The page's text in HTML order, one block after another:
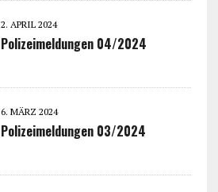
2. APRIL 2024
Polizeimeldungen 04/2024
6. MÄRZ 2024
Polizeimeldungen 03/2024